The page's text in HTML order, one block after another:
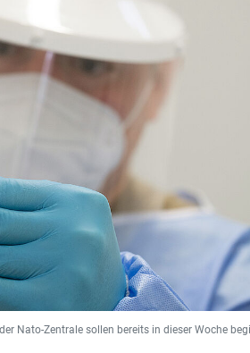
Nato-Zentrale sollen bereits in dieser Woche